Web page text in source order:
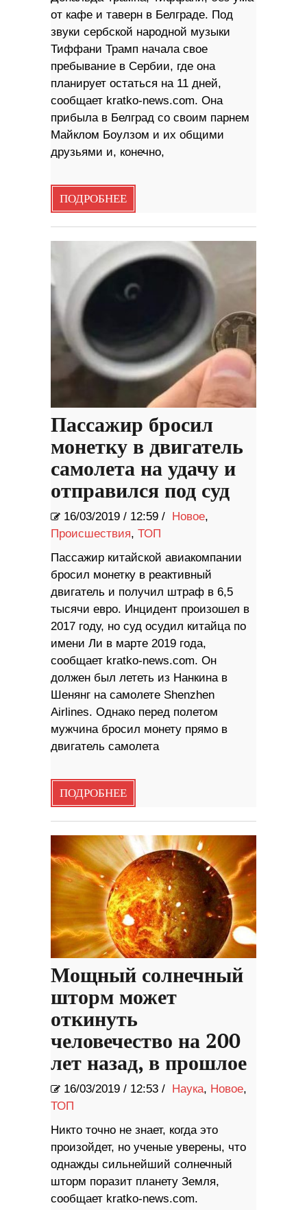
от кафе и таверн в Белграде. Под
звуки сербской народной музыки
Тиффани Трамп начала свое
пребывание в Сербии, где она
планирует остаться на 11 дней,
сообщает kratko-news.com. Она
прибыла в Белград со своим парнем
Майклом Боулзом и их общими
друзьями и, конечно,
ПОДРОБНЕЕ
Пассажир бросил
монетку в двигатель
самолета на удачу и
отправился под суд
16/03/2019 / 12:59 / Новое,
Происшествия, ТОП
Пассажир китайской авиакомпании
бросил монетку в реактивный
двигатель и получил штраф в 6,5
тысячи евро. Инцидент произошел в
2017 году, но суд осудил китайца по
имени Ли в марте 2019 года,
сообщает kratko-news.com. Он
должен был лететь из Нанкина в
Шенянг на самолете Shenzhen
Airlines. Однако перед полетом
мужчина бросил монету прямо в
двигатель самолета
ПОДРОБНЕЕ
Мощный солнечный
шторм может
откинуть
человечество на 200
лет назад, в прошлое
16/03/2019 / 12:53 / Наука, Новое,
ТОП
Никто точно не знает, когда это
произойдет, но ученые уверены, что
однажды сильнейший солнечный
шторм поразит планету Земля,
сообщает kratko-news.com.